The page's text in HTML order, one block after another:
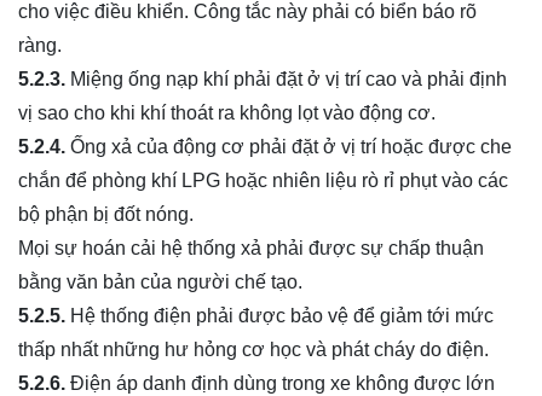
cho việc điều khiển. Công tắc này phải có biển báo rõ
ràng.
5.2.3. Miệng ống nạp khí phải đặt ở vị trí cao và phải định
vị sao cho khi khí thoát ra không lọt vào động cơ.
5.2.4. Ống xả của động cơ phải đặt ở vị trí hoặc được che
chắn để phòng khí LPG hoặc nhiên liệu rò rỉ phụt vào các
bộ phận bị đốt nóng.
Mọi sự hoán cải hệ thống xả phải được sự chấp thuận
bằng văn bản của người chế tạo.
5.2.5. Hệ thống điện phải được bảo vệ để giảm tới mức
thấp nhất những hư hỏng cơ học và phát cháy do điện.
5.2.6. Điện áp danh định dùng trong xe không được lớn